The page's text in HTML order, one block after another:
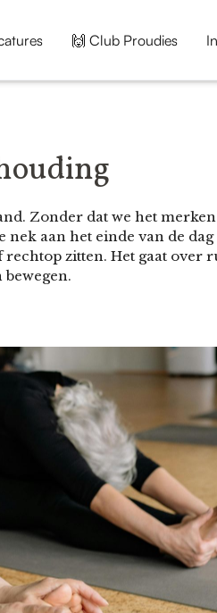
🙌 Club Proudies
Zonder dat we het
aan het einde van de dag
zitten. Het gaat over